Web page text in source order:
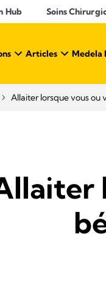
Hub Soins
Articles Medela
Allaiter lorsque vous ou